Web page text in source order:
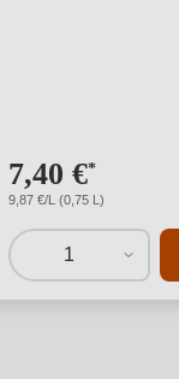
7,40 €*
9,87 €/L (0,75 L)
1